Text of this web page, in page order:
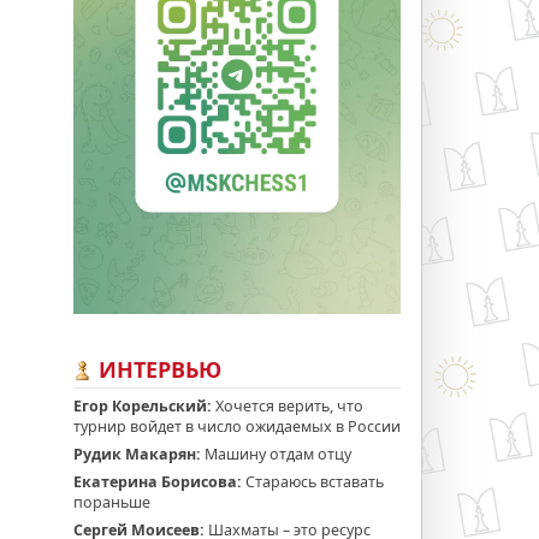
ИНТЕРВЬЮ
Егор Корельский: Хочется верить, что
турнир войдет в число ожидаемых в России
Рудик Макарян: Машину отдам отцу
Екатерина Борисова: Стараюсь вставать
пораньше
Сергей Моисеев: Шахматы – это ресурс